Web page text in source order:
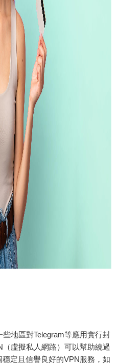
些地區對Telegram等應用實行封
虛擬私人網路）可以幫助繞過
定且信譽良好的VPN服務，如